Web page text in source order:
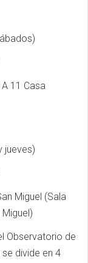
11 Casa
jueves)
Miguel (Sala
Observatorio de
divide en 4